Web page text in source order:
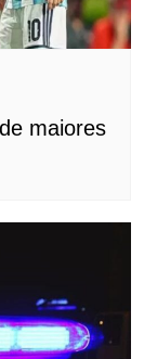
maiores